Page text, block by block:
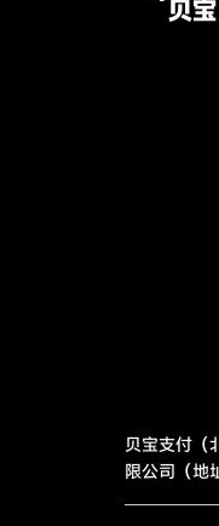
贝宝支付（
限公司（地